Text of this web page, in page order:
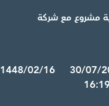
مشروع مع شركة
1448/02/16 30/07/